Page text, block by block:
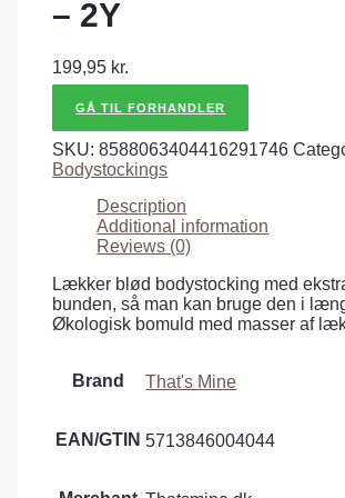
– 2Y
199,95 kr.
GÅ TIL FORHANDLER
SKU:8588063404416291746
Bodystockings
Description
Additional information
Reviews (0)
Lækker blød bodystocking med
bunden, så man kan bruge den i
Økologisk bomuld med masser af
Brand That's Mine
EAN/GTIN 5713846004044